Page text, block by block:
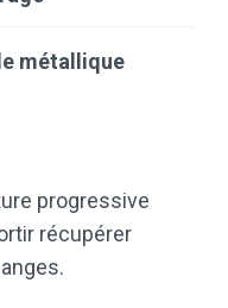
métallique
progressive
récupérer